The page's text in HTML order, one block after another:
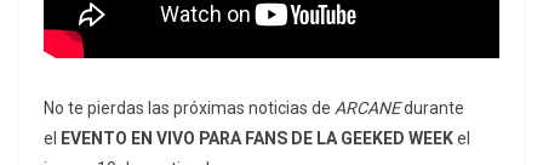
No te pierdas las próximas noticias de ARCANEdurante
el
EVENTO EN VIVO PARA FANS DE LA GEEKED WEEKel